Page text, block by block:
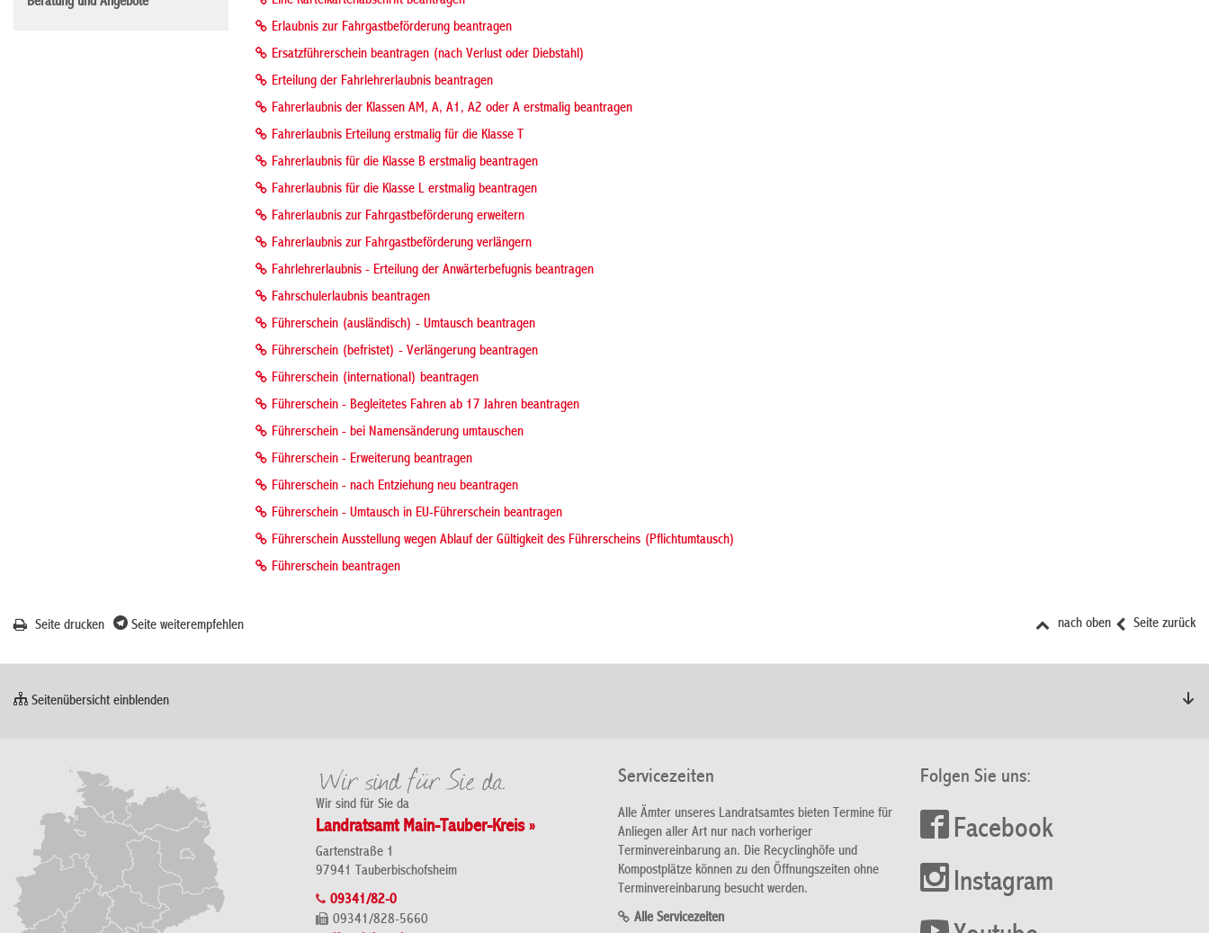
Erlaubnis zur Fahrgastbeförderung beantragen
Ersatzführerschein beantragen (nach Verlust oder Diebstahl)
Erteilung der Fahrlehrerlaubnis beantragen
Fahrerlaubnis der Klassen AM, A, A1, A2 oder A erstmalig beantragen
Fahrerlaubnis Erteilung erstmalig für die Klasse T
Fahrerlaubnis für die Klasse B erstmalig beantragen
Fahrerlaubnis für die Klasse L erstmalig beantragen
Fahrerlaubnis zur Fahrgastbeförderung erweitern
Fahrerlaubnis zur Fahrgastbeförderung verlängern
Fahrlehrerlaubnis - Erteilung der Anwärterbefugnis beantragen
Fahrschulerlaubnis beantragen
Führerschein (ausländisch) - Umtausch beantragen
Führerschein (befristet) - Verlängerung beantragen
Führerschein (international) beantragen
Führerschein - Begleitetes Fahren ab 17 Jahren beantragen
Führerschein - bei Namensänderung umtauschen
Führerschein - Erweiterung beantragen
Führerschein - nach Entziehung neu beantragen
Führerschein - Umtausch in EU-Führerschein beantragen
Führerschein Ausstellung wegen Ablauf der Gültigkeit des Führerscheins (Pflichtumtausch)
Führerschein beantragen
Seite zurück
nach oben
Seite drucken Seite weiterempfehlen
Seitenübersicht einblenden
Wir sind für Sie da
Landratsamt Main-Tauber-Kreis »
Gartenstraße 1
97941 Tauberbischofsheim
09341/82-0
09341/828-5660
Servicezeiten
Alle Ämter unseres Landratsamtes bieten Termine für
Anliegen aller Art nur nach vorheriger
Terminvereinbarung an. Die Recyclinghöfe und
Kompostplätze können zu den Öffnungszeiten ohne
Terminvereinbarung besucht werden.
Alle Servicezeiten
Folgen Sie uns:
Facebook
Instagram